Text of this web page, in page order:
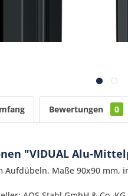
Bewertungen 0
"VIDUAL Alu-
Maße 90x90 mm,